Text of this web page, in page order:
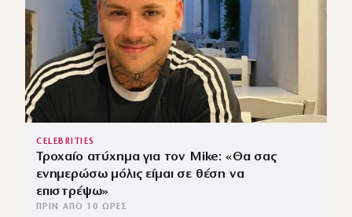
CELEBRITIES
Τροχαίο ατύχημα για τον Mike: «Θα σας
ενημερώσω μόλις είμαι σε θέση να
επιστρέψω»
ΠΡΙΝ ΑΠΌ 10 ΏΡΕΣ